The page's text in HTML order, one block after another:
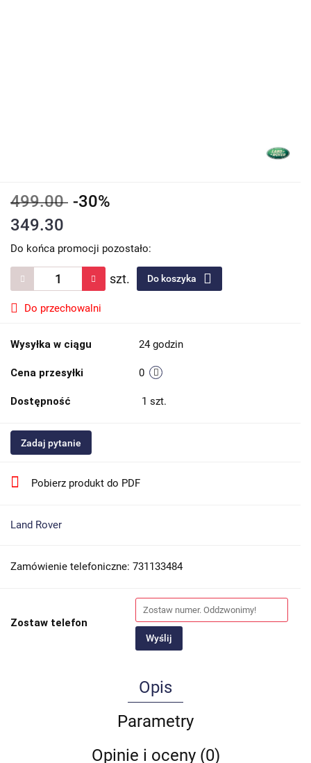
499.00 -30%
349.30
Do końca promocji pozostało:
szt. Do koszyka
Do przechowalni
Wysyłka w ciągu 24 godzin
Cena przesyłki 0
Dostępność 1 szt.
Zadaj pytanie
Pobierz produkt do PDF
Land Rover
Zamówienie telefoniczne: 731133484
Zostaw telefon
Wyślij
Opis
Parametry
Opinie i oceny (0)